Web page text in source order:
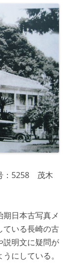
：5258 茂木
日本古写真メ
ている長崎の古
説明文に疑問が
にしている。